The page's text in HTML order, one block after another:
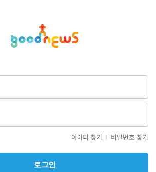
아이디 찾기 비밀번호 찾기
로그인